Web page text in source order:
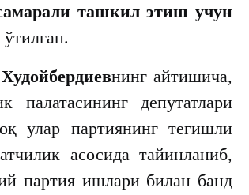
ташкил этиш учун
нинг айтишича,
депутатлари
улар партиянинг тегишли
асосида тайинланиб,
партия ишлари билан банд